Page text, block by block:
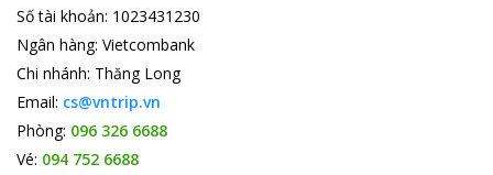
Số tài khoản: 1023431230
Ngân hàng: Vietcombank
Chi nhánh: Thăng Long
Email: cs@vntrip.vn
Phòng: 096 326 6688
Vé: 094 752 6688